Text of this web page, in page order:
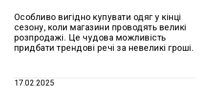
Особливо вигідно купувати одяг у кінці
сезону, коли магазини проводять великі
розпродажі. Це чудова можливість
придбати трендові речі за невеликі гроші.
17.02.2025